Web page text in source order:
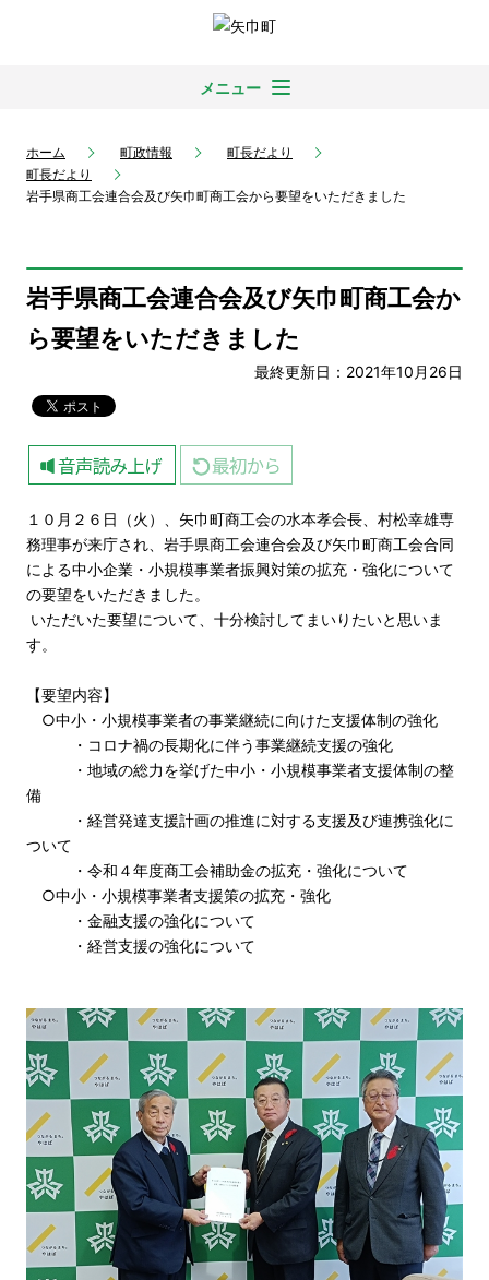
メニュー
ホーム 町政情報
町長だより
町長だより
岩手県商工会連合会及び矢巾町商工会から要望をいただきました
岩手県商工会連合会及び矢巾町商工会か
ら要望をいただきました
最終更新日：2021年10月26日
１０月２６日（火）、矢巾町商工会の水本孝会長、村松幸雄専
務理事が来庁され、岩手県商工会連合会及び矢巾町商工会合同
による中小企業・小規模事業者振興対策の拡充・強化について
の要望をいただきました。
いただいた要望について、十分検討してまいりたいと思いま
す。
【要望内容】
○中小・小規模事業者の事業継続に向けた支援体制の強化
・コロナ禍の長期化に伴う事業継続支援の強化
・地域の総力を挙げた中小・小規模事業者支援体制の整
備
・経営発達支援計画の推進に対する支援及び連携強化に
ついて
・令和４年度商工会補助金の拡充・強化について
○中小・小規模事業者支援策の拡充・強化
・金融支援の強化について
・経営支援の強化について